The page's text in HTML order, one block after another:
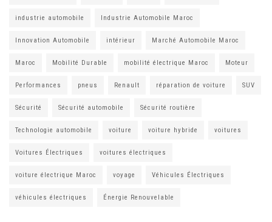
industrie automobile Industrie Automobile Maroc
Innovation Automobile intérieur Marché Automobile Maroc
Maroc Mobilité Durable mobilité électrique Maroc Moteur
Performances pneus Renault réparation de voiture SUV
Sécurité Sécurité automobile Sécurité routière
Technologie automobile voiture voiture hybride voitures
Voitures Électriques voitures électriques
voiture électrique Maroc voyage Véhicules Électriques
véhicules électriques Énergie Renouvelable